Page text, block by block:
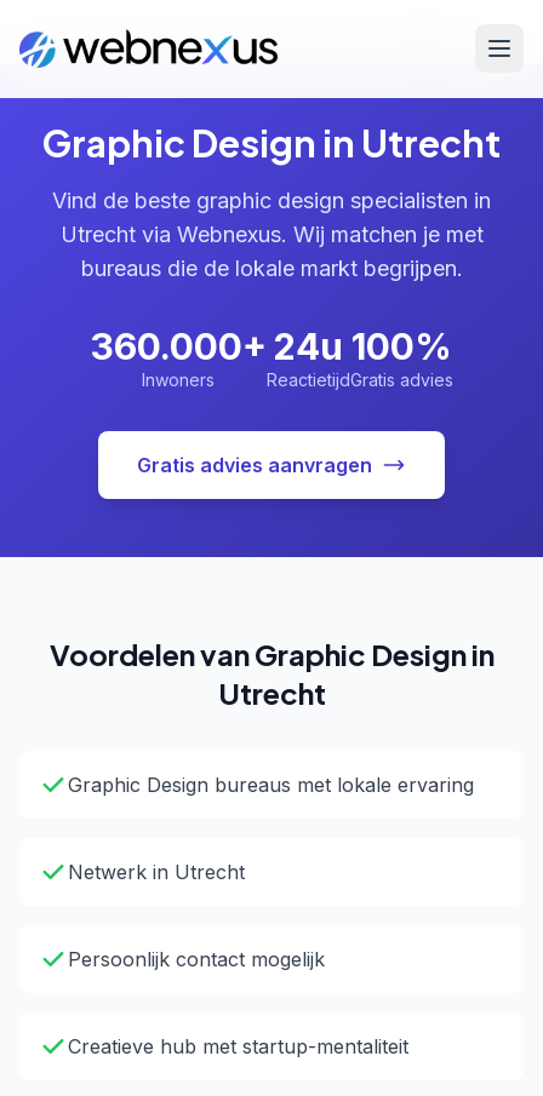
Home Diensten Graphic Design
Graphic Design in Utrecht
Vind de beste graphic design specialisten in
Utrecht via Webnexus. Wij matchen je met
bureaus die de lokale markt begrijpen.
360.000+
Inwoners
24u
Reactietijd
100%
Gratis advies
Gratis advies aanvragen
Voordelen van Graphic Design in
Utrecht
Graphic Design bureaus met lokale ervaring
Netwerk in Utrecht
Persoonlijk contact mogelijk
Creatieve hub met startup-mentaliteit